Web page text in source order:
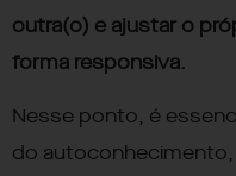
outra(o) e ajustar o
forma responsiva.
Nesse ponto, é
do autoconhecimento,